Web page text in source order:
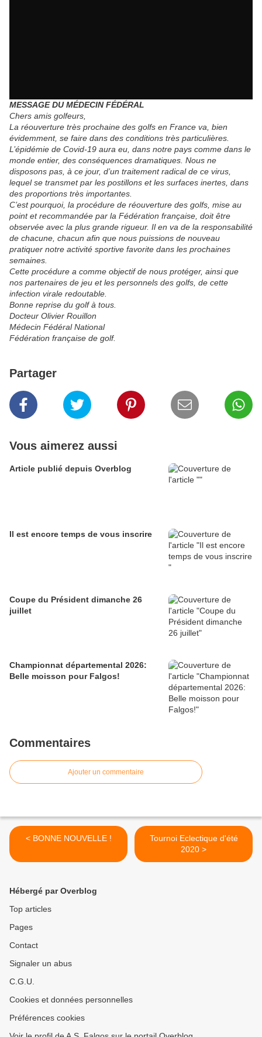
MESSAGE DU MÉDECIN FÉDÉRAL
Chers amis golfeurs,
La réouverture très prochaine des golfs en France va, bien
évidemment, se faire dans des conditions très particulières.
L’épidémie de Covid-19 aura eu, dans notre pays comme dans le
monde entier, des conséquences dramatiques. Nous ne
disposons pas, à ce jour, d’un traitement radical de ce virus,
lequel se transmet par les postillons et les surfaces inertes, dans
des proportions très importantes.
C’est pourquoi, la procédure de réouverture des golfs, mise au
point et recommandée par la Fédération française, doit être
observée avec la plus grande rigueur. Il en va de la responsabilité
de chacune, chacun afin que nous puissions de nouveau
pratiquer notre activité sportive favorite dans les prochaines
semaines.
Cette procédure a comme objectif de nous protéger, ainsi que
nos partenaires de jeu et les personnels des golfs, de cette
infection virale redoutable.
Bonne reprise du golf à tous.
Docteur Olivier Rouillon
Médecin Fédéral National
Fédération française de golf.
Partager
Vous aimerez aussi
Article publié depuis Overblog
Il est encore temps de vous inscrire
Coupe du Président dimanche 26
juillet
Championnat départemental 2026:
Belle moisson pour Falgos!
Commentaires
Ajouter un commentaire
< BONNE NOUVELLE !
Tournoi Eclectique d'été
2020 >
Hébergé par Overblog
Top articles
Pages
Contact
Signaler un abus
C.G.U.
Cookies et données personnelles
Préférences cookies